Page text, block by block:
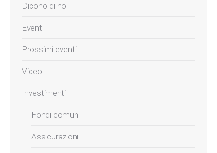
Dicono di noi
Eventi
Prossimi eventi
Video
Investimenti
Fondi comuni
Assicurazioni